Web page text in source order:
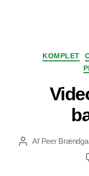
KOMPLET
Indlægsforfatter
Af Peer